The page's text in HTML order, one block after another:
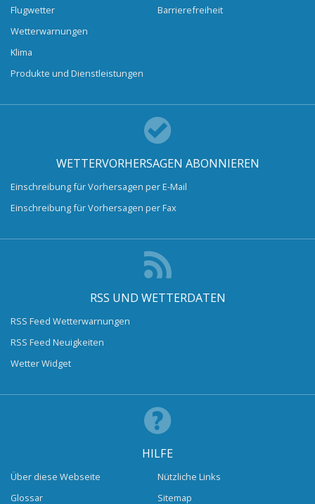
Flugwetter
Wetterwarnungen
Klima
Produkte und Dienstleistungen
Barrierefreiheit
WETTERVORHERSAGEN ABONNIEREN
Einschreibung für Vorhersagen per E-Mail
Einschreibung für Vorhersagen per Fax
RSS UND WETTERDATEN
RSS Feed Wetterwarnungen
RSS Feed Neuigkeiten
Wetter Widget
HILFE
Über diese Webseite
Glossar
Nützliche Links
Sitemap